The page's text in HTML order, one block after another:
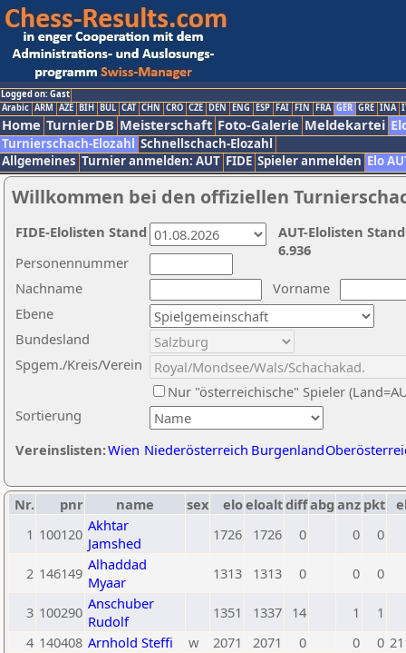
Logged on: Gast
Arabic ARM AZE BIH BUL CAT CHN CRO CZE DEN ENG ESP FAI FIN FRA GER GRE INA
Home TurnierDB Meisterschaft Foto-Galerie Meldekartei
Turnierschach-Elozahl Schnellschach-Elozahl
Allgemeines Turnier anmelden: AUT FIDE Spieler anmelden Elo
Willkommen bei den offiziellen
Nachname
Vorname
Ebene
Sortierung
Personennummer
Bundesland
Spgem./Kreis/Verein
Nur "österreichische" Spieler
Vereinslisten:Wien Niederösterreich Burgenland
AUT-Elolisten
6.936
FIDE-Elolisten Stand
Nr. pnr name sex eloeloaltdiffabg anz pkt
1 100120 Akhtar
Jamshed
1726 1726 0 0 0
2 146149 Alhaddad
Myaar
1313 1313 0 0 0
3 100290 Anschuber
Rudolf
1351 1337 14 1
1
4 140408 Arnhold Steffi w 2071 2071 0 0 0